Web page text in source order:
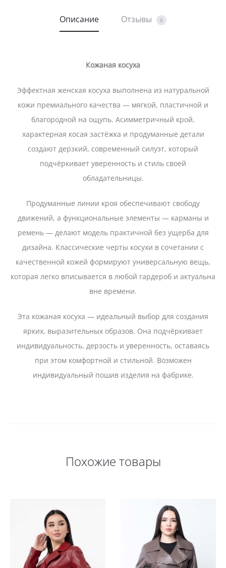
Описание Отзывы 0
Кожаная косуха
Эффектная женская косуха выполнена из натуральной
кожи премиального качества — мягкой, пластичной и
благородной на ощупь. Асимметричный крой,
характерная косая застёжка и продуманные детали
создают дерзкий, современный силуэт, который
подчёркивает уверенность и стиль своей
обладательницы.
Продуманные линии кроя обеспечивают свободу
движений, а функциональные элементы — карманы и
ремень — делают модель практичной без ущерба для
дизайна. Классические черты косухи в сочетании с
качественной кожей формируют универсальную вещь,
которая легко вписывается в любой гардероб и актуальна
вне времени.
Эта кожаная косуха — идеальный выбор для создания
ярких, выразительных образов. Она подчёркивает
индивидуальность, дерзость и уверенность, оставаясь
при этом комфортной и стильной. Возможен
индивидуальный пошив изделия на фабрике.
Похожие товары